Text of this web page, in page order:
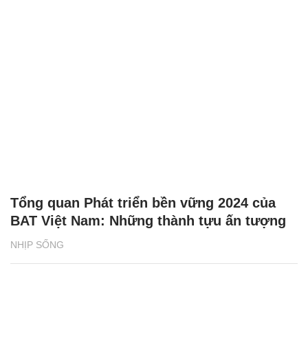
NHỊP SỐNG
Tổng quan Phát triển bền vững 2024 của
BAT Việt Nam: Những thành tựu ấn tượng